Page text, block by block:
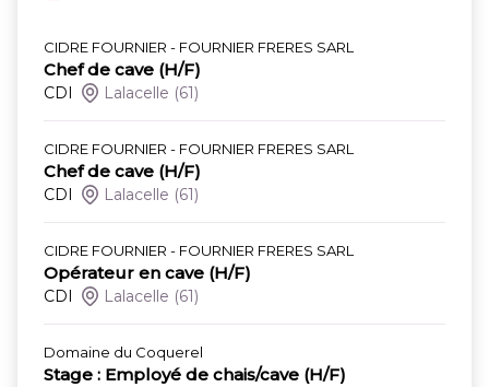
CIDRE FOURNIER - FOURNIER FRERES SARL
Chef de cave (H/F)
CDI Lalacelle (61)
CIDRE FOURNIER - FOURNIER FRERES SARL
Chef de cave (H/F)
CDI Lalacelle (61)
CIDRE FOURNIER - FOURNIER FRERES SARL
Opérateur en cave (H/F)
CDI Lalacelle (61)
Domaine du Coquerel
Stage : Employé de chais/cave (H/F)